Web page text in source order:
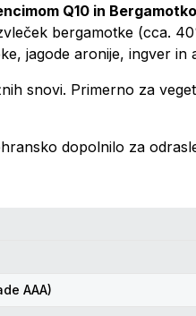
Q10 in Bergamotko
bergamotke (cca.
jagode aronije, ingver in
snovi. Primerno za
dopolnilo za
AAA)